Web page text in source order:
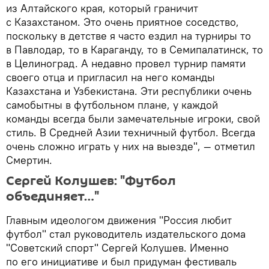
из Алтайского края, который граничит
с Казахстаном. Это очень приятное соседство,
поскольку в детстве я часто ездил на турниры то
в Павлодар, то в Караганду, то в Семипалатинск, то
в Целиноград. А недавно провел турнир памяти
своего отца и пригласил на него команды
Казахстана и Узбекистана. Эти республики очень
самобытны в футбольном плане, у каждой
команды всегда были замечательные игроки, свой
стиль. В Средней Азии техничный футбол. Всегда
очень сложно играть у них на выезде", — отметил
Смертин.
Сергей Колушев: "Футбол
объединяет…"
Главным идеологом движения "Россия любит
футбол" стал руководитель издательского дома
"Советский спорт" Сергей Колушев. Именно
по его инициативе и был придуман фестиваль